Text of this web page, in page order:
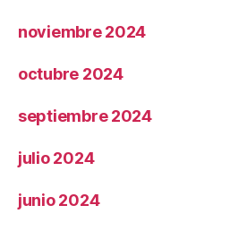
noviembre 2024
octubre 2024
septiembre 2024
julio 2024
junio 2024